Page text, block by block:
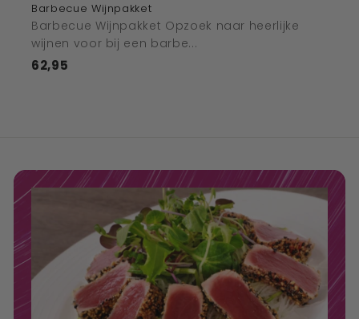
Barbecue Wijnpakket
Barbecue Wijnpakket Opzoek naar heerlijke
wijnen voor bij een barbe...
62,95